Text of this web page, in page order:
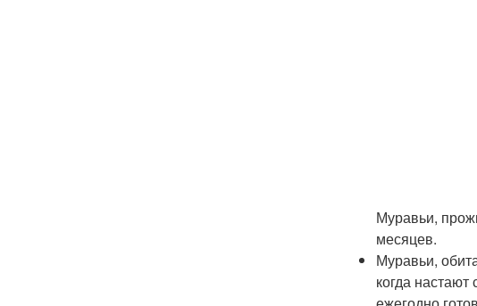
Муравьи,
месяцев.
Муравьи,
когда